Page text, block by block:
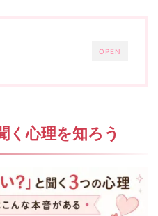
OPEN
く心理を知ろう